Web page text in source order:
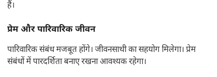
हैं।
प्रेम और पारिवारिक जीवन
पारिवारिक संबंध मजबूत होंगे। जीवनसाथी का सहयोग मिलेगा। प्रेम
संबंधों में पारदर्शिता बनाए रखना आवश्यक रहेगा।